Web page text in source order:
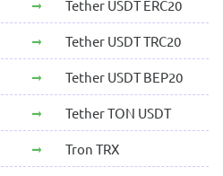
Tether USDT ERC20
Tether USDT TRC20
Tether USDT BEP20
Tether TON USDT
Tron TRX